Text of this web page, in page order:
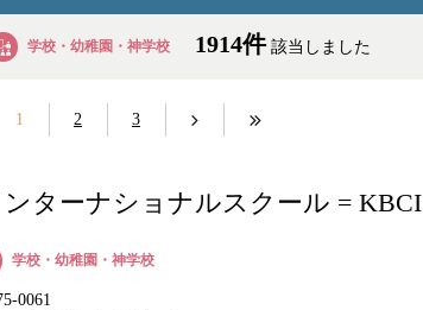
学校・幼稚園・神学校 1914件該当しました
1 2 3
ターナショナルスクール = KBCI
学校・幼稚園・神学校
0061